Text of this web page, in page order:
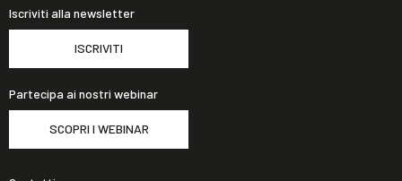
Iscriviti alla newsletter
ISCRIVITI
Partecipa ai nostri webinar
SCOPRI I WEBINAR